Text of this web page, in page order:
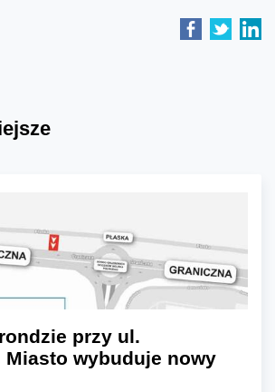
przy ul.
Miasto wybuduje nowy